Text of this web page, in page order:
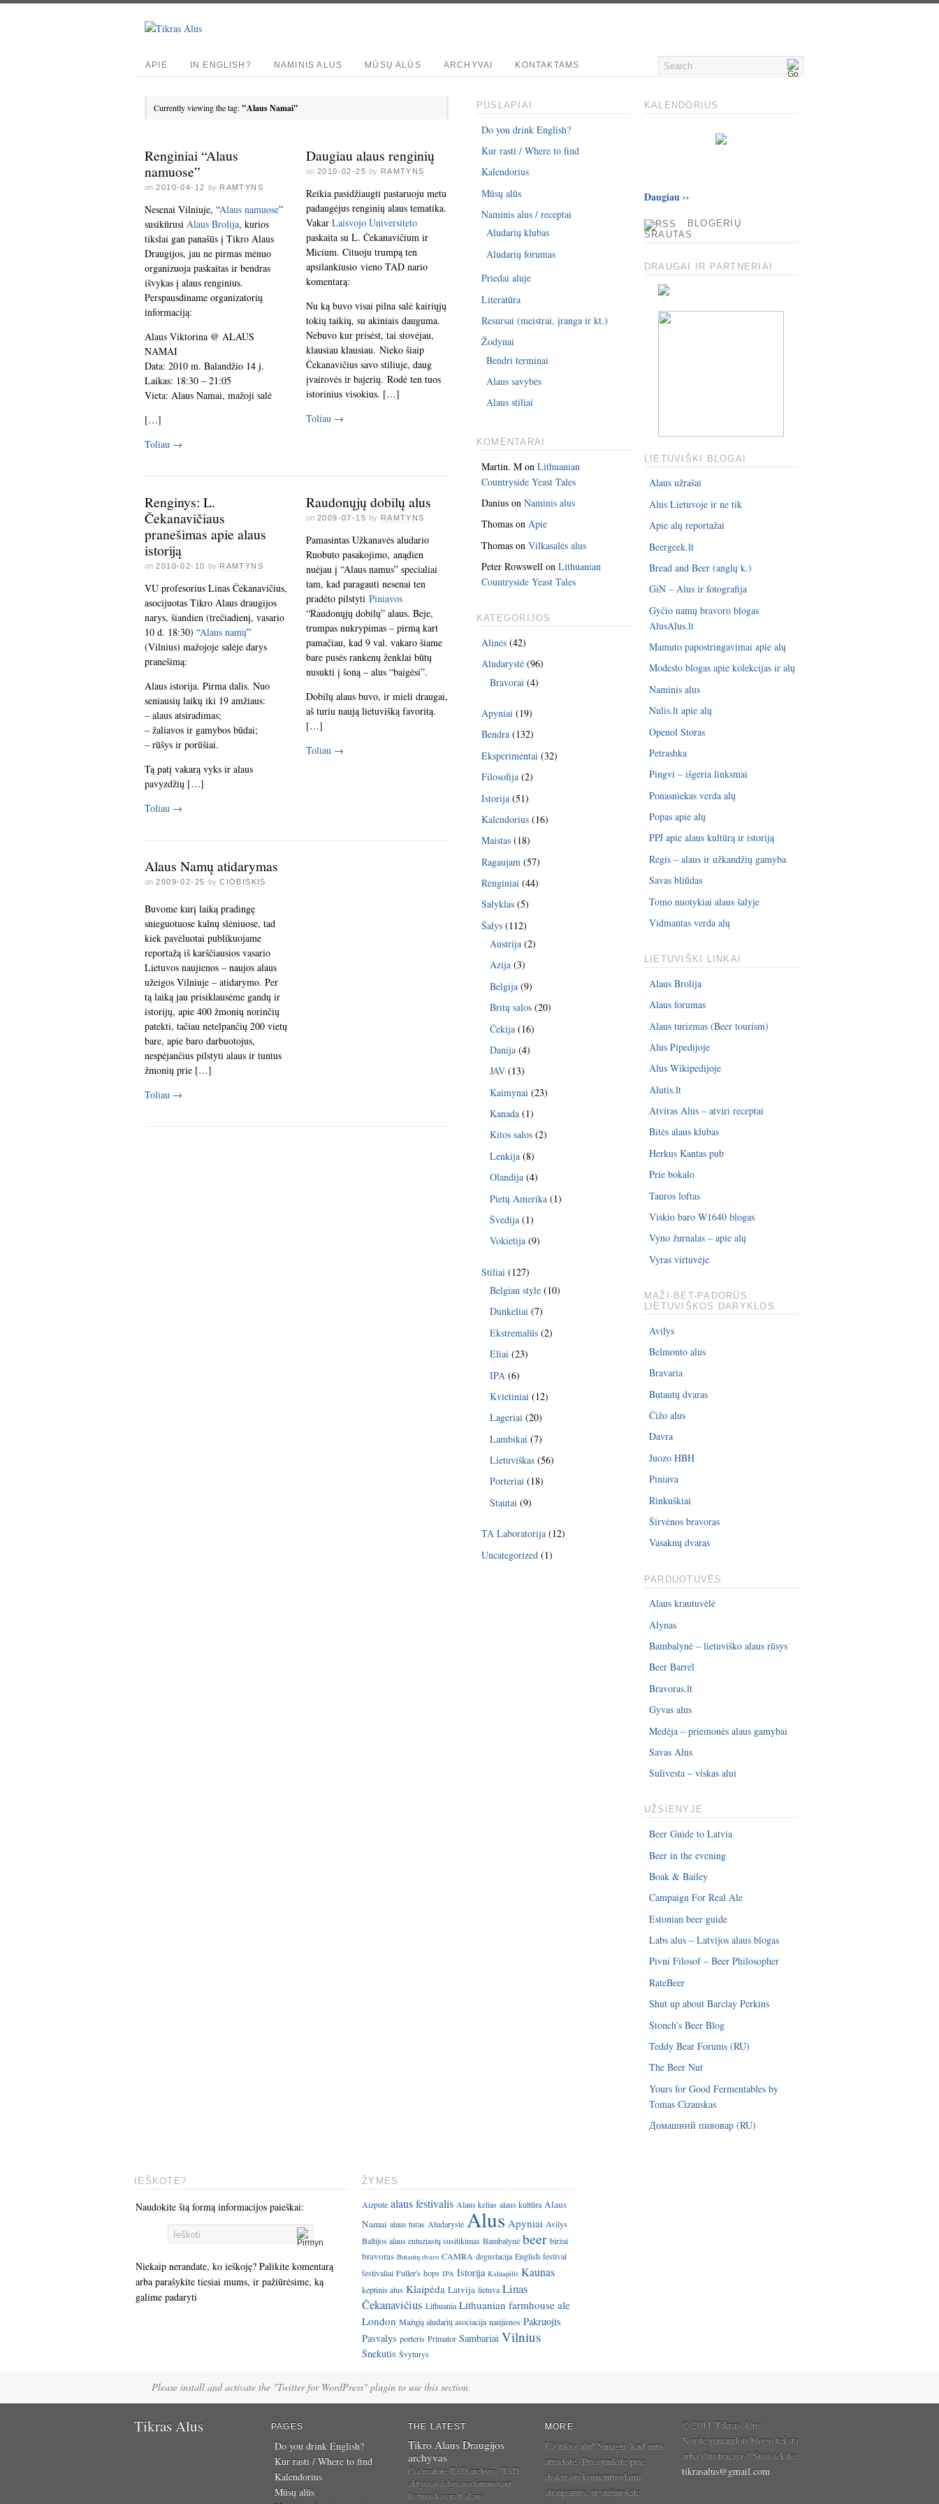
APIE IN ENGLISH? NAMINIS ALUS MŪSŲ ALŪS ARCHYVAI KONTAKTAMS
Currently viewing the tag: "Alaus Namai"
Renginiai “Alaus
namuose”
on 2010-04-12 by RAMTYNS
Nesenai Vilniuje, “Alaus namuose”
susikūrusi Alaus Brolija, kurios
tikslai gan panašūs į Tikro Alaus
Draugijos, jau ne pirmas mėnuo
organizuoja paskaitas ir bendras
išvykas į alaus renginius.
Perspausdiname organizatorių
informaciją:
Alaus Viktorina @ ALAUS
NAMAI
Data: 2010 m. Balandžio 14 j.
Laikas: 18:30 – 21:05
Vieta: Alaus Namai, mažoji salė
[…]
Toliau →
Daugiau alaus renginių
on 2010-02-25 by RAMTYNS
Reikia pasidžiaugti pastaruoju metu
padaugėjus renginių alaus tematika.
Vakar Laisvojo Universiteto
paskaita su L. Čekanavičium ir
Micium. Cituoju trumpą ten
apsilankiusio vieno TAD nario
komentarą:
Nu ką buvo visai pilna salė kairiųjų
tokių taikių, su akiniais dauguma.
Nebuvo kur prisėst, tai stovėjau,
klausiau klausiau. Nieko šiaip
Čekanavičius savo stiliuje, daug
įvairovės ir bajerių. Rodė ten tuos
istorinius visokius. […]
Toliau →
Renginys: L.
Čekanavičiaus
pranešimas apie alaus
istoriją
on 2010-02-10 by RAMTYNS
VU profesorius Linas Čekanavičius,
asocijuotas Tikro Alaus draugijos
narys, šiandien (trečiadienį, vasario
10 d. 18:30) “Alaus namų”
(Vilnius) mažojoje salėje darys
pranešimą:
Alaus istorija. Pirma dalis. Nuo
seniausių laikų iki 19 amžiaus:
– alaus atsiradimas;
– žaliavos ir gamybos būdai;
– rūšys ir porūšiai.
Tą patį vakarą vyks ir alaus
pavyzdžių […]
Toliau →
Raudonųjų dobilų alus
on 2009-07-15 by RAMTYNS
Pamasintas Užkanavės aludario
Ruobuto pasakojimo, anądien
nuėjau į “Alaus namus” specialiai
tam, kad paragauti nesenai ten
pradėto pilstyti Piniavos
“Raudonųjų dobilų” alaus. Beje,
trumpas nukrypimas – pirmą kart
pamačiau, kad 9 val. vakaro šiame
bare pusės rankenų ženklai būtų
nusukti į šoną – alus “baigėsi”.
Dobilų alaus buvo, ir mieli draugai,
aš turiu naują lietuvišką favoritą.
[…]
Toliau →
Alaus Namų atidarymas
on 2009-02-25 by CIOBISKIS
Buvome kurį laiką pradingę
snieguotuose kalnų slėniuose, tad
kiek pavėluotai publikuojame
reportažą iš karščiausios vasario
Lietuvos naujienos – naujos alaus
užeigos Vilniuje – atidarymo. Per
tą laiką jau prisiklausėme gandų ir
istorijų, apie 400 žmonių norinčių
patekti, tačiau netelpančių 200 vietų
bare, apie baro darbuotojus,
nespėjančius pilstyti alaus ir tuntus
žmonių prie […]
Toliau →
PUSLAPIAI
Do you drink English?
Kur rasti / Where to find
Kalendorius
Mūsų alūs
Naminis alus / receptai
Aludarių klubas
Aludarių forumas
Priedai aluje
Literatūra
Resursai (meistrai, įranga ir kt.)
Žodynai
Bendri terminai
Alaus savybės
Alaus stiliai
KOMENTARAI
Martin. M onLithuanian
Countryside Yeast Tales
Danius onNaminis alus
Thomas onApie
Thomas onVilkasalės alus
Peter Rowswell onLithuanian
Countryside Yeast Tales
KATEGORIJOS
Alinės (42)
Aludarystė (96)
Bravorai (4)
Apyniai (19)
Bendra (132)
Eksperimentai (32)
Filosofija (2)
Istorija (51)
Kalendorius (16)
Maistas (18)
Ragaujam (57)
Renginiai (44)
Salyklas (5)
Šalys (112)
Austrija (2)
Azija (3)
Belgija (9)
Britų salos (20)
Čekija (16)
Danija (4)
JAV (13)
Kaimynai (23)
Kanada (1)
Kitos salos (2)
Lenkija (8)
Olandija (4)
Pietų Amerika (1)
Švedija (1)
Vokietija (9)
Stiliai (127)
Belgian style (10)
Dunkeliai (7)
Ekstremalūs (2)
Eliai (23)
IPA (6)
Kvietiniai (12)
Lageriai (20)
Lambikai (7)
Lietuviškas (56)
Porteriai (18)
Stautai (9)
TA Laboratorija (12)
Uncategorized (1)
KALENDORIUS
Daugiau››
BLOGERIŲ
SRAUTAS
DRAUGAI IR PARTNERIAI
LIETUVIŠKI BLOGAI
Alaus užrašai
Alus Lietuvoje ir ne tik
Apie alų reportažai
Beergeek.lt
Bread and Beer (anglų k.)
GiN – Alus ir fotografija
Gyčio namų bravoro blogas
AlusAlus.lt
Mamuto papostringavimai apie alų
Modesto blogas apie kolekcijas ir alų
Naminis alus
Nulis.lt apie alų
Openol Storas
Petrashka
Pingvi – išgeria linksmai
Ponasniekas verda alų
Popas apie alų
PPJ apie alaus kultūrą ir istoriją
Regis – alaus ir užkandžių gamyba
Savas bliūdas
Tomo nuotykiai alaus šalyje
Vidmantas verda alų
LIETUVIŠKI LINKAI
Alaus Brolija
Alaus forumas
Alaus turizmas (Beer tourism)
Alus Pipedijoje
Alus Wikipedijoje
Alutis.lt
Atviras Alus – atviri receptai
Bitės alaus klubas
Herkus Kantas pub
Prie bokalo
Tauros loftas
Viskio baro W1640 blogas
Vyno žurnalas – apie alų
Vyras virtuvėje
MAŽI-BET-PADORŪS:
LIETUVIŠKOS DARYKLOS
Avilys
Belmonto alus
Bravaria
Butautų dvaras
Čižo alus
Davra
Juozo HBH
Piniava
Rinkuškiai
Širvėnos bravoras
Vasaknų dvaras
PARDUOTUVĖS
Alaus krautuvėlė
Alynas
Bambalynė – lietuviško alaus rūsys
Beer Barrel
Bravoras.lt
Gyvas alus
Medėja – priemonės alaus gamybai
Savas Alus
Sulivesta – viskas alui
UŽSIENYJE
Beer Guide to Latvia
Beer in the evening
Boak & Bailey
Campaign For Real Ale
Estonian beer guide
Labs alus – Latvijos alaus blogas
Pivní Filosof – Beer Philosopher
RateBeer
Shut up about Barclay Perkins
Stonch’s Beer Blog
Teddy Bear Forums (RU)
The Beer Nut
Yours for Good Fermentables by
Tomas Cizauskas
Домашний пивовар (RU)
IEŠKOTE?
Naudokite šią formą informacijos paieškai:
Niekaip nerandate, ko ieškoję? Palikite komentarą
arba parašykite tiesiai mums, ir pažiūrėsime, ką
galime padaryti
ŽYMĖS
Aizpute alaus festivalis Alaus kelias alaus kultūra Alaus
Namai alaus turas Aludarystė Alus Apyniai Avilys
Baltijos alaus entuziastų susitikimas Bambalynė beer biržai
bravoras Butautų dvaro CAMRA degustacija English festival
festivaliai Fuller's hops IPA Istorija Kalnapilis Kaunas
keptinis alus Klaipėda Latvija lietuva Linas
Čekanavičius Lithuania Lithuanian farmhouse ale
London Mažųjų aludarių asociacija naujienos Pakruojis
Pasvalys porteris Primator Sambariai Vilnius
Šnekutis Švyturys
Please install and activate the "Twitter for WordPress" plugin to use this section.
Tikras Alus PAGES
Do you drink English?
Kur rasti / Where to find
Kalendorius
Mūsų alūs
THE LATEST
Tikro Alaus Draugijos
archyvas
Čia matote TAD archyvą. TAD
aktyviai dalyvavo formuojant
lietuviško craft alaus
MORE
Už tikrą alų! Smagu, kad mus
atradote. Prisijunkite prie
diskusijų komentuodami
straipsnius, ir sužinokite
© 2011 Tikras Alus
Norite panaudoti blogo tekstą
arba iliustracijas? Susisiekite
tikrasalus@gmail.com